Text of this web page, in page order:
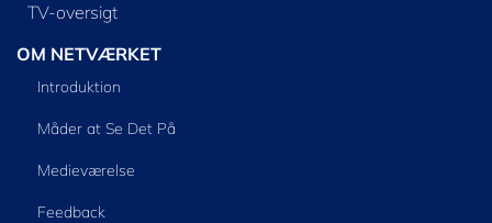
TV-oversigt
OM NETVÆRKET
Introduktion
Måder at Se Det På
Medieværelse
Feedback